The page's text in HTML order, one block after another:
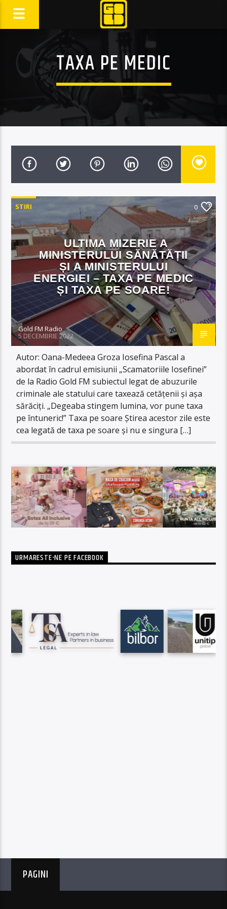
TAXA PE MEDIC
STIRI 0
ULTIMA MIZERIE A
MINISTERULUI SĂNĂTĂȚII
ȘI A MINISTERULUI
ENERGIEI – TAXA PE MEDIC
ȘI TAXA PE SOARE!
Gold FM Radio
5 DECEMBRIE 2022
Autor: Oana-Medeea Groza Iosefina Pascal a
abordat în cadrul emisiunii „Scamatoriile Iosefinei”
de la Radio Gold FM subiectul legat de abuzurile
criminale ale statului care taxează cetățenii și așa
sărăciți. „Degeaba stingem lumina, vor pune taxa
pe întuneric!” Taxa pe soare Știrea acestor zile este
cea legată de taxa pe soare și nu e singura […]
URMARESTE-NE PE FACEBOOK
PAGINI